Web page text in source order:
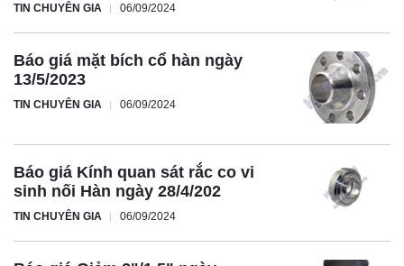
TIN CHUYÊN GIA 06/09/2024
Báo giá mặt bích cổ hàn ngày
13/5/2023
TIN CHUYÊN GIA 06/09/2024
Báo giá Kính quan sát rắc co vi
sinh nối Hàn ngày 28/4/202
TIN CHUYÊN GIA 06/09/2024